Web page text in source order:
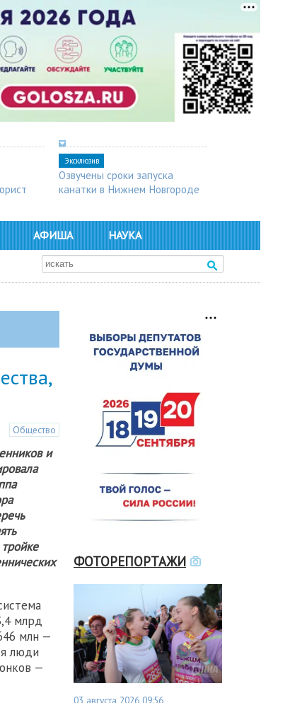
Эксклюзив
Озвучены сроки запуска
канатки в Нижнем Новгороде
АФИША НАУКА
Общество
и
млрд
млн —
люди
—
ФОТОРЕПОРТАЖИ
03 августа 2026 09:56